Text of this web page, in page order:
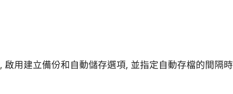
, 啟用建立備份和自動儲存選項, 並指定自動存檔的間隔時